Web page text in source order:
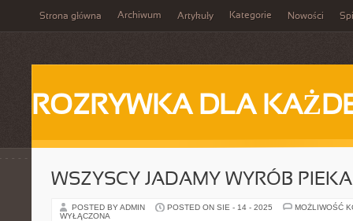
Strona główna Archiwum Artykuły Kategorie Nowości
ROZRYWKA DLA
WSZYSCY JADAMY WYRÓB
POSTED BY ADMIN POSTED ON SIE - 14 - 2025
MOŻLIWOŚĆ
WYŁĄCZONA